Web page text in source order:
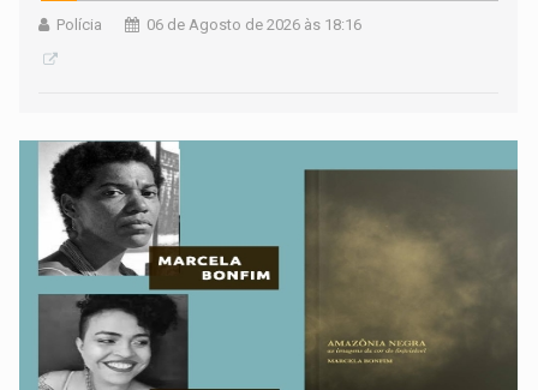
Polícia 06 de Agosto de 2026 às 18:16